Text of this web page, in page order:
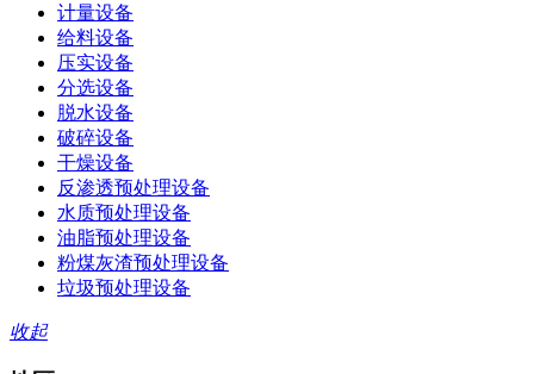
计量设备
给料设备
压实设备
分选设备
脱水设备
破碎设备
干燥设备
反渗透预处理设备
水质预处理设备
油脂预处理设备
粉煤灰渣预处理设备
垃圾预处理设备
收起